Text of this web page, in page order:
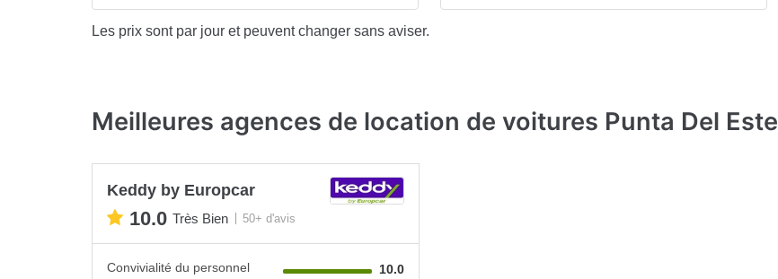
Les prix sont par jour et peuvent changer sans aviser.
Meilleures agences de location de voitures Punta Del Este
Keddy by Europcar
10.0 Très Bien 50+ d'avis
Convivialité du personnel
10.0